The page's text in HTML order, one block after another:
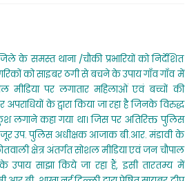
विडियो
सोशल
मीडिया
पर
वायरल
करने
वाले
पश्चिम
बंगाल
के
समस्त थाना /चौकी प्रभारियों को निर्देशित
को साइबर ठगी से बचने के उपाय गाँव गाँव में
पर लगातार महिलाओं एवं बच्चों की
के द्वारा किया जा रहा है जिनके विरुद्ध
लगाने कहा गया था। जिस पर अतिरिक्त पुलिस
उप. पुलिस अधीक्षक आजाक बी.आर. मंडावी के
क्षेत्र अंतर्गत सोशल मीडिया एवं जन चौपाल
साझा किये जा रहा हैं, इसी तारतम्य में